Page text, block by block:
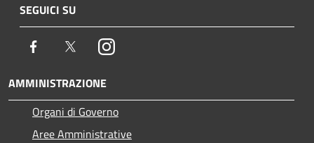
SEGUICI SU
Facebook TwitterInstagram
AMMINISTRAZIONE
Organi di Governo
Aree Amministrative